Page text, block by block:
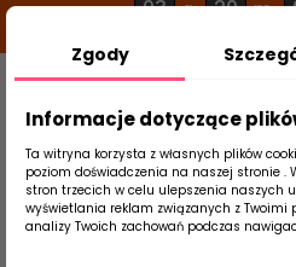
03 g 20 m
Strona Główna
Zgody
Informacje dotyczące
Ta witryna korzysta z własnych plików
poziom doświadczenia na naszej stronie .
stron trzecich w celu ulepszenia naszych
wyświetlania reklam związanych z
analizy Twoich zachowań podczas